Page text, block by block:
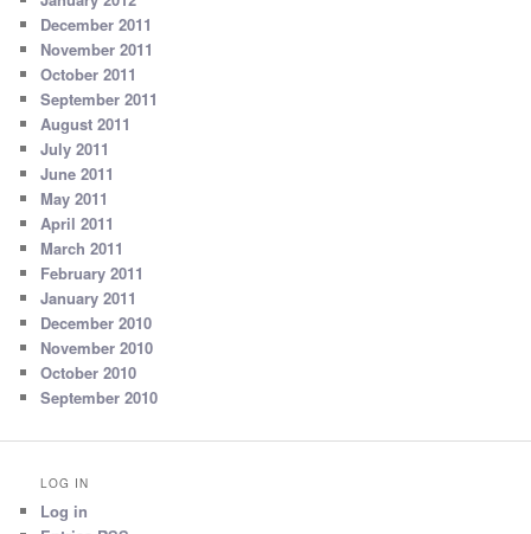
December 2011
November 2011
October 2011
September 2011
August 2011
July 2011
June 2011
May 2011
April 2011
March 2011
February 2011
January 2011
December 2010
November 2010
October 2010
September 2010
LOG IN
Log in